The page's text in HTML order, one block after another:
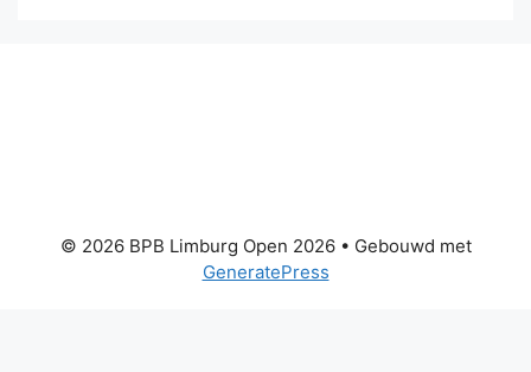
© 2026 BPB Limburg Open 2026• Gebouwd met
GeneratePress